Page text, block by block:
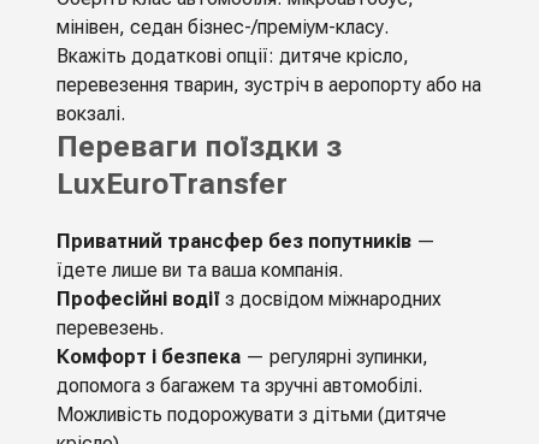
мінівен, седан бізнес-/преміум-класу.
Вкажіть додаткові опції: дитяче крісло,
перевезення тварин, зустріч в аеропорту або на
вокзалі.
Переваги поїздки з
LuxEuroTransfer
Приватний трансфер без попутників—
їдете лише ви та ваша компанія.
Професійні водіїз досвідом міжнародних
перевезень.
Комфорт і безпека— регулярні зупинки,
допомога з багажем та зручні автомобілі.
Можливість подорожувати з дітьми (дитяче